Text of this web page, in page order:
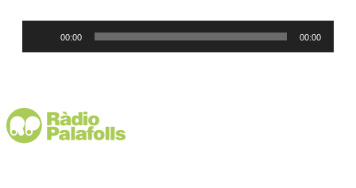
00:00 00:00